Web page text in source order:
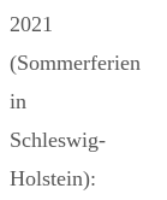
2021
(Sommerferien
in
Schleswig-
Holstein):